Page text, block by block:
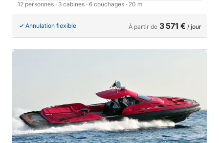
12 personnes · 3 cabines · 6 couchages · 20 m
Annulation flexible À partir de 3 571 € / jour